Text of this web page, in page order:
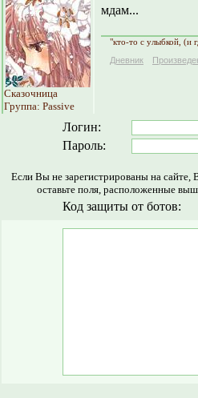
Сказочница
Группа: Passive
мдам...
"кто-то с улыбкой, (и
Дневник
Логин:
Пароль:
Если Вы не зарегистрированы на
оставьте поля, расположенные
Код защиты от ботов: